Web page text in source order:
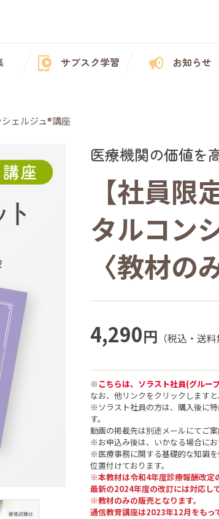
サブスク学習 お知らせ
ェルジュ®講座
医療機関の価値を
【社員
タルコン
〈教材の
4,290円 （税込・送料
※ こちらは、ソラスト社員(グルー
なお、他リンクをクリックします
※ソラスト社員の方は、購入後に
す。
動画の掲載先は別途メールにてご案
※お申込み後は、いかなる場合にお
※医療事務に関する基礎的な知識
位置付けております。
※本教材は令和4年度診療報酬改定
最新の2024年度の改訂には対応し
※教材のみの販売となります。
通信教育講座は2023年12月をもっ